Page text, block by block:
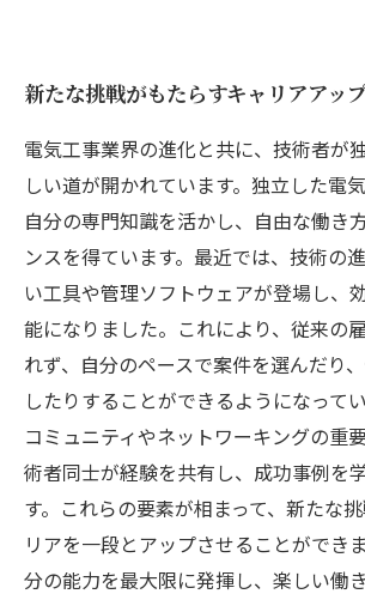
新たな挑戦がもたらすキャリアアッ
電気工事業界の進化と共に、技術者が
しい道が開かれています。独立した電
自分の専門知識を活かし、自由な働き
ンスを得ています。最近では、技術の
い工具や管理ソフトウェアが登場し、
能になりました。これにより、従来の
れず、自分のペースで案件を選んだり
したりすることができるようになって
コミュニティやネットワーキングの重
術者同士が経験を共有し、成功事例を
す。これらの要素が相まって、新たな
リアを一段とアップさせることができ
分の能力を最大限に発揮し、楽しい働